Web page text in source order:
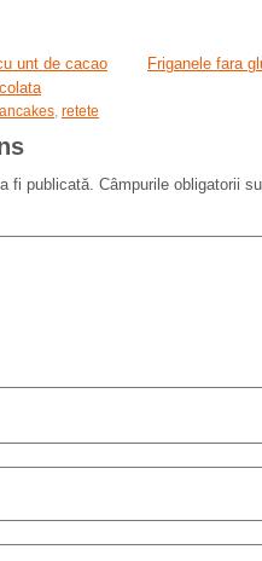
unt de cacao Friganele fara
, retete
fi publicată. Câmpurile obligatorii